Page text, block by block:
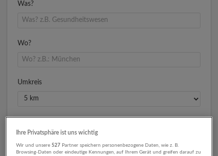
Was?
Wo?
Umkreis
Ihre Privatsphäre ist uns wichtig
Wir und unsere527 Partner speichern personenbezogene Daten, wie z. B.
Browsing-Daten oder eindeutige Kennungen, auf Ihrem Gerät und greifen darauf zu